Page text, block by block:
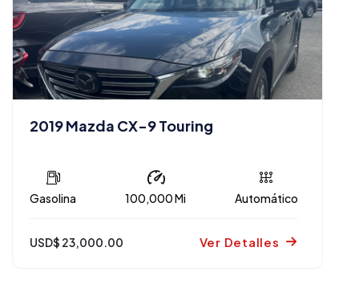
2019 Mazda CX-9 Touring
Gasolina 100,000 Mi Automático
USD$ 23,000.00 Ver Detalles